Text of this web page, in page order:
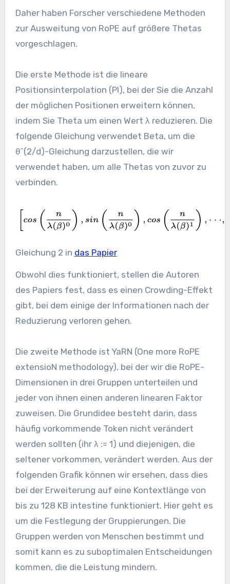
Daher haben Forscher verschiedene Methoden
zur Ausweitung von RoPE auf größere Thetas
vorgeschlagen.
Die erste Methode ist die lineare
Positionsinterpolation (PI), bei der Sie die Anzahl
der möglichen Positionen erweitern können,
indem Sie Theta um einen Wert λ reduzieren. Die
folgende Gleichung verwendet Beta, um die
θ^(2/d)-Gleichung darzustellen, die wir
verwendet haben, um alle Thetas von zuvor zu
verbinden.
Gleichung 2 in das Papier
Obwohl dies funktioniert, stellen die Autoren
des Papiers fest, dass es einen Crowding-Effekt
gibt, bei dem einige der Informationen nach der
Reduzierung verloren gehen.
Die zweite Methode ist YaRN (One more RoPE
extensioN methodology), bei der wir die RoPE-
Dimensionen in drei Gruppen unterteilen und
jeder von ihnen einen anderen linearen Faktor
zuweisen. Die Grundidee besteht darin, dass
häufig vorkommende Token nicht verändert
werden sollten (ihr λ := 1) und diejenigen, die
seltener vorkommen, verändert werden. Aus der
folgenden Grafik können wir ersehen, dass dies
bei der Erweiterung auf eine Kontextlänge von
bis zu 128 KB intestine funktioniert. Hier geht es
um die Festlegung der Gruppierungen. Die
Gruppen werden von Menschen bestimmt und
somit kann es zu suboptimalen Entscheidungen
kommen, die die Leistung mindern.